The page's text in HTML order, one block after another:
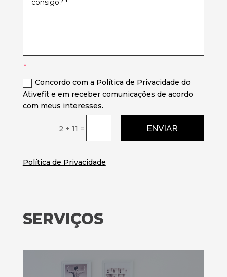
Concordo com a Política de Privacidade do
Ativefit e em receber comunicações de acordo
com meus interesses.
2 + 11 = ENVIAR
Política de Privacidade
SERVIÇOS